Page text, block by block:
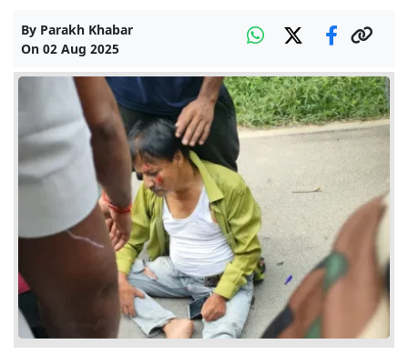
By Parakh Khabar
On 02 Aug 2025